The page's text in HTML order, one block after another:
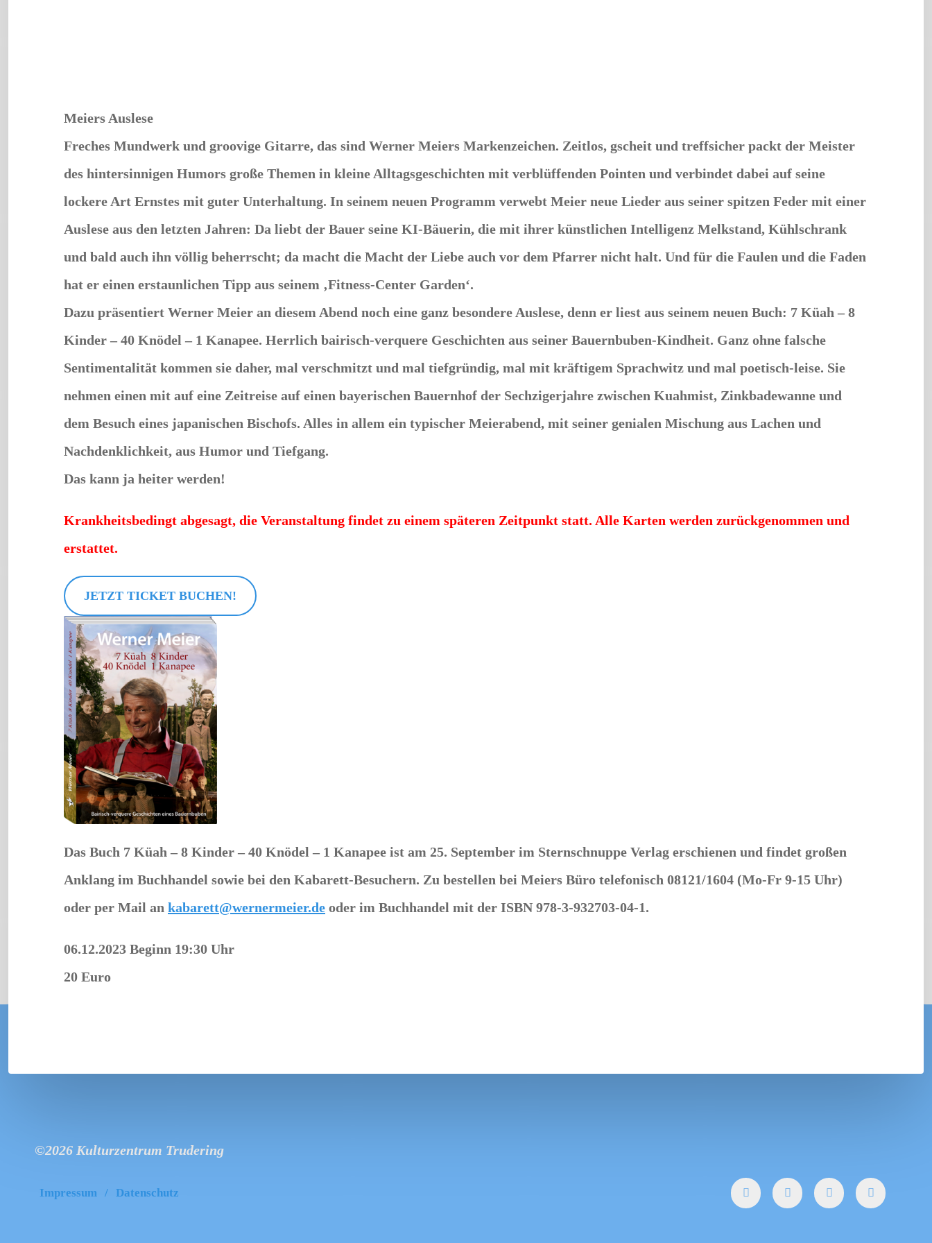
Meiers Auslese
Freches Mundwerk und groovige Gitarre, das sind Werner Meiers Markenzeichen. Zeitlos, gscheit und treffsicher packt der Meister
des hintersinnigen Humors große Themen in kleine Alltagsgeschichten mit verblüffenden Pointen und verbindet dabei auf seine
lockere Art Ernstes mit guter Unterhaltung. In seinem neuen Programm verwebt Meier neue Lieder aus seiner spitzen Feder mit einer
Auslese aus den letzten Jahren: Da liebt der Bauer seine KI-Bäuerin, die mit ihrer künstlichen Intelligenz Melkstand, Kühlschrank
und bald auch ihn völlig beherrscht; da macht die Macht der Liebe auch vor dem Pfarrer nicht halt. Und für die Faulen und die Faden
hat er einen erstaunlichen Tipp aus seinem ‚Fitness-Center Garden‘.
Dazu präsentiert Werner Meier an diesem Abend noch eine ganz besondere Auslese, denn er liest aus seinem neuen Buch: 7 Küah – 8
Kinder – 40 Knödel – 1 Kanapee. Herrlich bairisch-verquere Geschichten aus seiner Bauernbuben-Kindheit. Ganz ohne falsche
Sentimentalität kommen sie daher, mal verschmitzt und mal tiefgründig, mal mit kräftigem Sprachwitz und mal poetisch-leise. Sie
nehmen einen mit auf eine Zeitreise auf einen bayerischen Bauernhof der Sechzigerjahre zwischen Kuahmist, Zinkbadewanne und
dem Besuch eines japanischen Bischofs. Alles in allem ein typischer Meierabend, mit seiner genialen Mischung aus Lachen und
Nachdenklichkeit, aus Humor und Tiefgang.
Das kann ja heiter werden!
Krankheitsbedingt abgesagt, die Veranstaltung findet zu einem späteren Zeitpunkt statt. Alle Karten werden zurückgenommen und
erstattet.
JETZT TICKET BUCHEN!
Das Buch 7 Küah – 8 Kinder – 40 Knödel – 1 Kanapee ist am 25. September im Sternschnuppe Verlag erschienen und findet großen
Anklang im Buchhandel sowie bei den Kabarett-Besuchern. Zu bestellen bei Meiers Büro telefonisch 08121/1604 (Mo-Fr 9-15 Uhr)
oder per Mail an kabarett@wernermeier.de oder im Buchhandel mit der ISBN 978-3-932703-04-1.
06.12.2023 Beginn 19:30 Uhr
20 Euro
©2026 Kulturzentrum Trudering
Impressum / Datenschutz